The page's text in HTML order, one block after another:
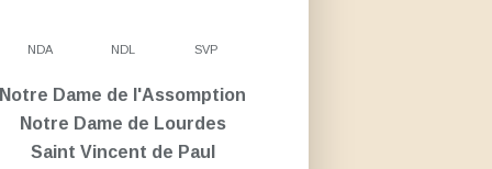
NDA NDL SVP
Notre Dame de l'Assomption
Notre Dame de Lourdes
Saint Vincent de Paul